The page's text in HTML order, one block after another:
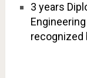
3 years
recognized